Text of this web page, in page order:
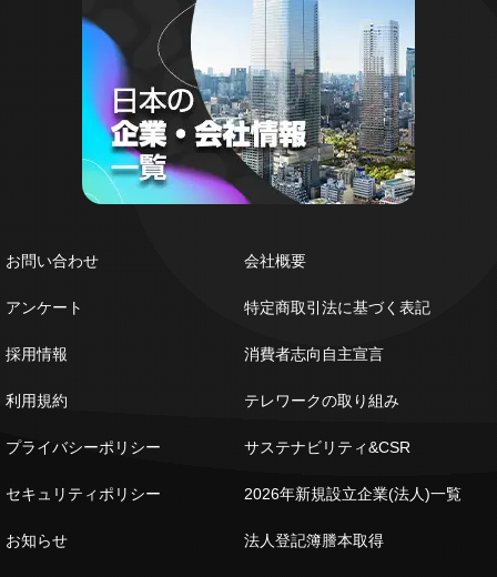
お問い合わせ
アンケート
採用情報
利用規約
プライバシーポリシー
セキュリティポリシー
お知らせ
会社概要
特定商取引法に基づく表記
消費者志向自主宣言
テレワークの取り組み
サステナビリティ&CSR
2026年新規設立企業(法人)一覧
法人登記簿謄本取得